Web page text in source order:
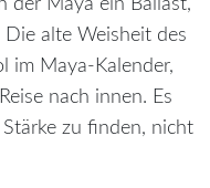
der Maya ein Ballast,
alte Weisheit des
im Maya-Kalender,
nach innen. Es
zu finden, nicht